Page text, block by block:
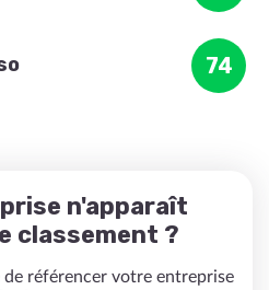
74
n'apparaît
classement ?
de référencer votre entreprise